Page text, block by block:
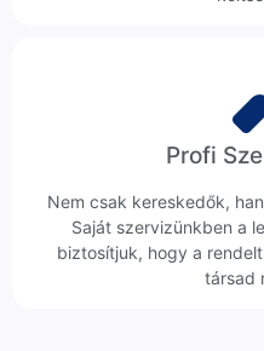
Profi
Nem csak kereskedők,
Saját szervizünkben a
biztosítjuk, hogy a
társad